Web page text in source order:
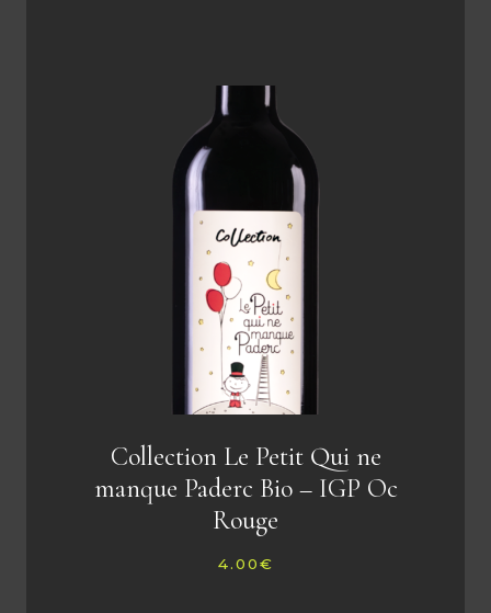
Collection Le Petit Qui ne
manque Paderc Bio – IGP Oc
Rouge
4.00€